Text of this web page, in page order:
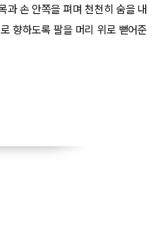
과 손 안쪽을 펴며 천천히 숨을 내
향하도록 팔을 머리 위로 뻗어준